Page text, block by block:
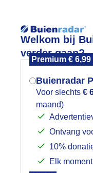
Welkom bij
verder gaan?
Premium € 6,99
Buienradar
Voor slechts €
maand)
Ontvang
10%
Elk
Foto en
slideshow
Mogen we